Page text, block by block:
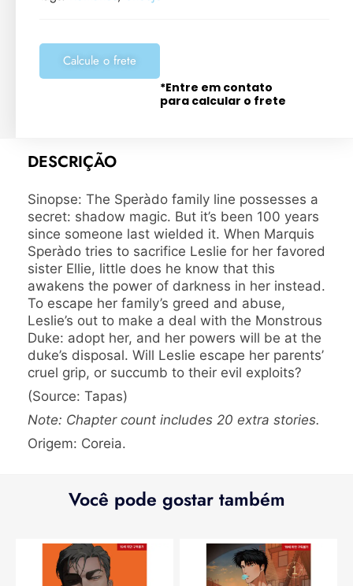
Calcule o frete
*Entre em contato
para calcular o frete
DESCRIÇÃO
Sinopse: The Speràdo family line possesses a
secret: shadow magic. But it’s been 100 years
since someone last wielded it. When Marquis
Speràdo tries to sacrifice Leslie for her favored
sister Ellie, little does he know that this
awakens the power of darkness in her instead.
To escape her family’s greed and abuse,
Leslie’s out to make a deal with the Monstrous
Duke: adopt her, and her powers will be at the
duke’s disposal. Will Leslie escape her parents’
cruel grip, or succumb to their evil exploits?
(Source: Tapas)
Note: Chapter count includes 20 extra stories.
Origem: Coreia.
Você pode gostar também